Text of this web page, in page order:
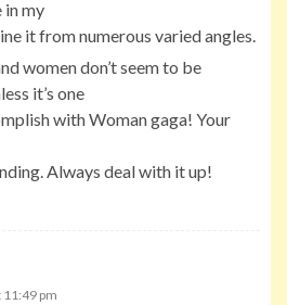
in my
it from numerous varied angles.
women don’t seem to be
it’s one
with Woman gaga! Your
Always deal with it up!
11:49 pm